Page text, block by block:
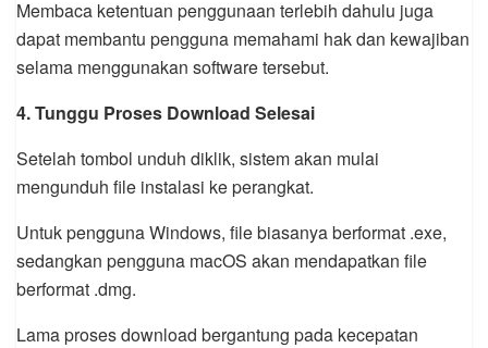
Membaca ketentuan penggunaan terlebih dahulu juga
dapat membantu pengguna memahami hak dan kewajiban
selama menggunakan software tersebut.
4. Tunggu Proses Download Selesai
Setelah tombol unduh diklik, sistem akan mulai
mengunduh file instalasi ke perangkat.
Untuk pengguna Windows, file biasanya berformat .exe,
sedangkan pengguna macOS akan mendapatkan file
berformat .dmg.
Lama proses download bergantung pada kecepatan